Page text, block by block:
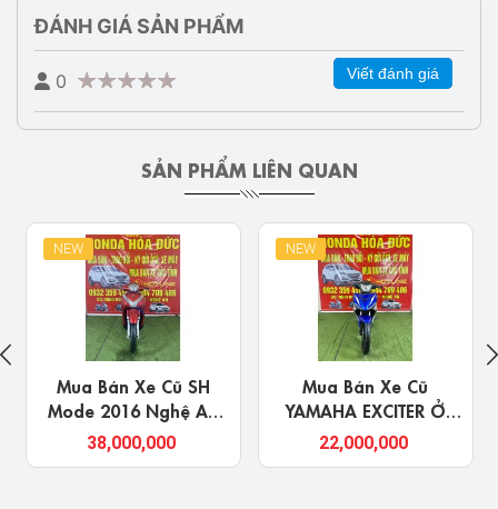
ĐÁNH GIÁ SẢN PHẨM
0 Viết đánh giá
SẢN PHẨM LIÊN QUAN
NEW
Mua Bán Xe Cũ SH
Mode 2016 Nghệ An
Giá Rẻ, Chính Chủ
38,000,000
NEW
Mua Bán Xe Cũ
YAMAHA EXCITER Ở
Nghệ An, Chính Chủ
22,000,000